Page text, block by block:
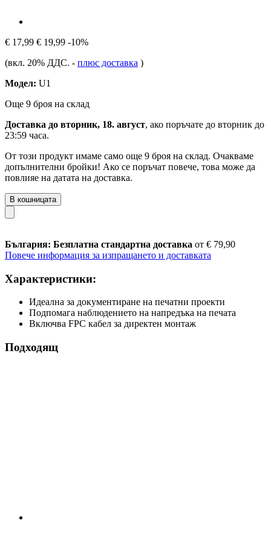
€ 17,99 € 19,99 -10%
(вкл. 20% ДДС. - плюс доставка )
Модел: U1
Още 9 броя на склад
Доставка до вторник, 18. август, ако поръчате до вторник до
23:59 часа.
От този продукт имаме само още 9 броя на склад. Очакваме
допълнителни бройки! Ако се поръчат повече, това може да
повлияе на датата на доставка.
В кошницата
България: Безплатна стандартна доставка от € 79,90
Повече информация за изпращането и доставката
Характеристики:
Идеална за документиране на печатни проекти
Подпомага наблюдението на напредъка на печата
Включва FPC кабел за директен монтаж
Подходящ